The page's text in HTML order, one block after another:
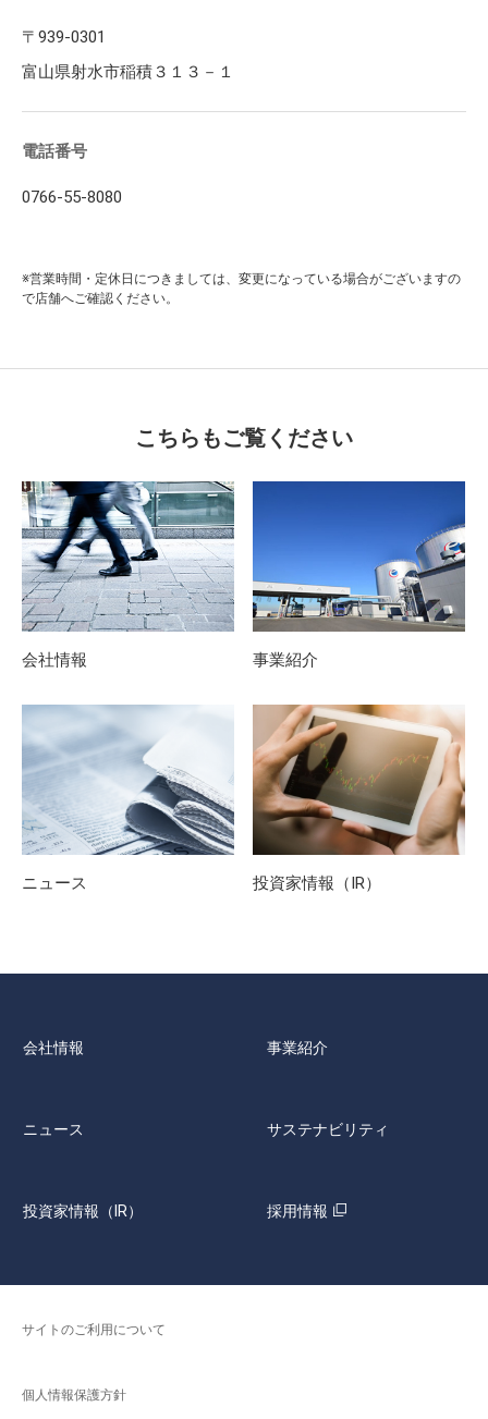
〒939-0301
富山県射水市稲積３１３－１
電話番号
0766-55-8080
※営業時間・定休日につきましては、変更になっている場合がございますの
で店舗へご確認ください。
こちらもご覧ください
会社情報 事業紹介
ニュース 投資家情報（IR）
会社情報 事業紹介
ニュース サステナビリティ
投資家情報（IR） 採用情報
サイトのご利用について
個人情報保護方針